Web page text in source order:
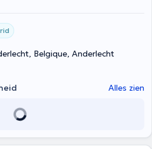
Belgique, Anderlecht
Alles zien